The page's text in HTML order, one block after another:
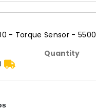
- Torque Sensor -